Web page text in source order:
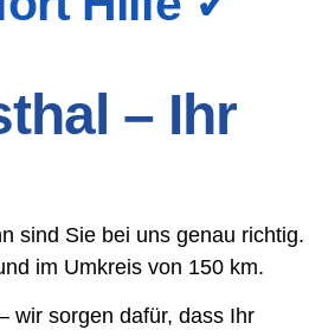
– Ihr
sind Sie bei uns genau richtig.
im Umkreis von 150 km.
wir sorgen dafür, dass Ihr